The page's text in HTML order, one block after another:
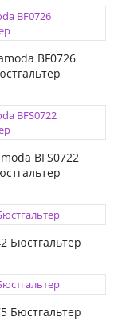
BF0726
BFS0722
Бюстгальтер
Бюстгальтер